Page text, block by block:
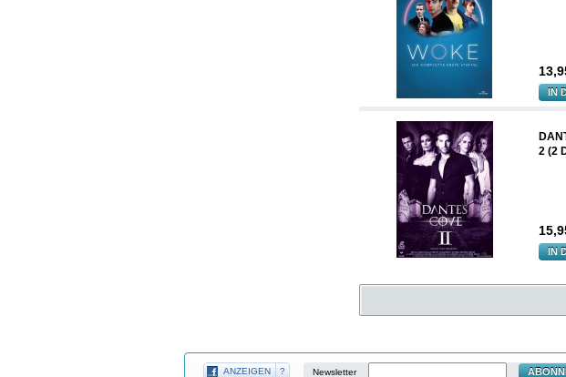
IN
2 (2
IN
ANZEIGEN ? Newsletter